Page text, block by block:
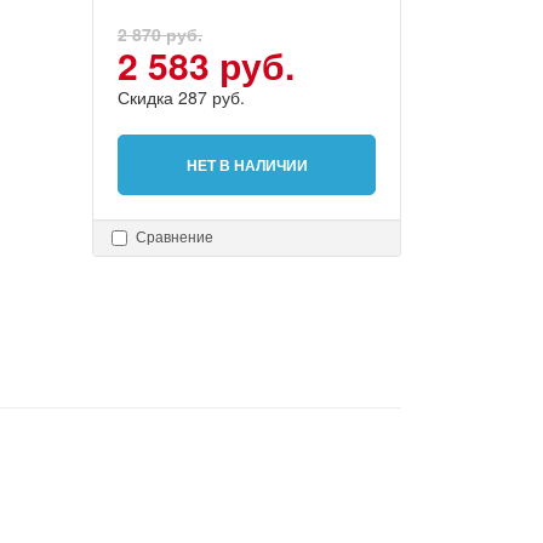
2 870 руб.
2 583 руб.
Скидка 287 руб.
НЕТ В НАЛИЧИИ
Сравнение